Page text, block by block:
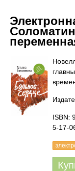
ISBN:
5-17-